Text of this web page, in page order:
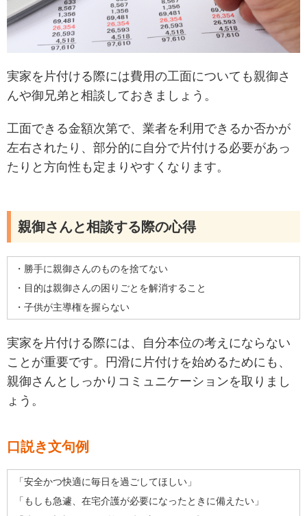
実家を片付ける際には費用の工面についても親御さ
んや御兄弟と相談しておきましょう。
工面できる金額次第で、業者を利用できるか否かが
左右されたり、部分的に自分で片付ける必要があっ
たりと方向性も定まりやすくなります。
親御さんと相談する際の心得
・勝手に親御さんのものを捨てない
・目的は親御さんの困りごとを解消すること
・子供が主導権を握らない
実家を片付ける際には、自分本位の考えにならない
ことが重要です。円滑に片付けを始めるためにも、
親御さんとしっかりコミュニケーションを取りまし
ょう。
口説き文句例
「安全かつ快適に毎日を過ごしてほしい」
「もしも急遽、在宅介護が必要になったときに備えたい」